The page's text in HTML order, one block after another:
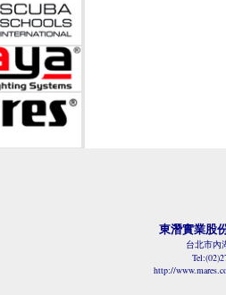
東潛實業股
台北市內
http://